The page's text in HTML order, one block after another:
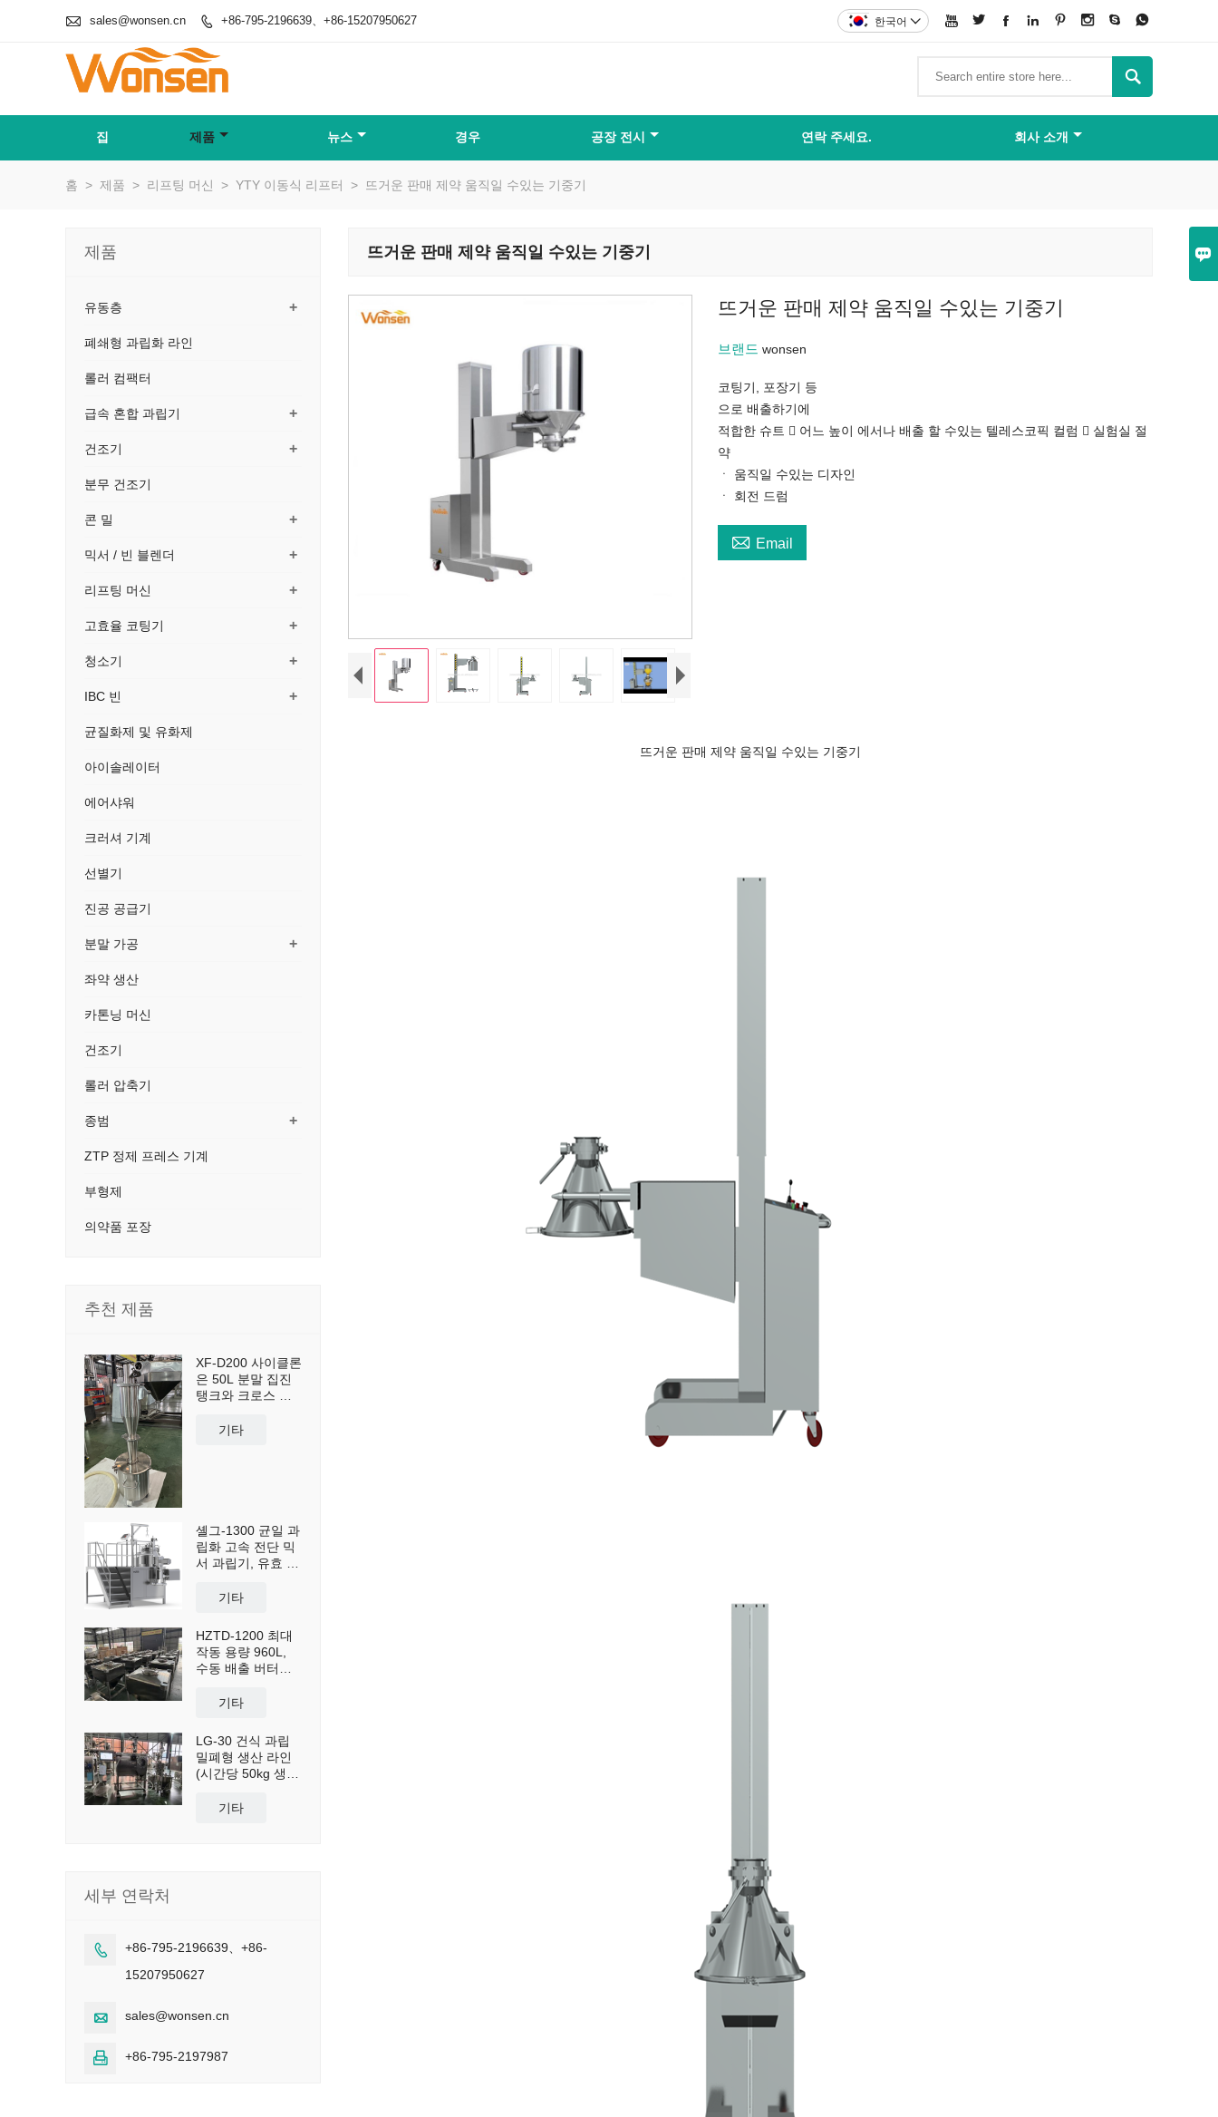

 sales@wonsen.cn  +86-795-2196639、+86-15207950627        
한국어 

집 제품 뉴스 경우 공장 전시 연락 주세요. 회사 소개
홈 > 제품 > 리프팅 머신 > YTY 이동식 리프터 > 뜨거운 판매 제약 움직일 수있는 기중기
뜨거운 판매 제약 움직일 수있는 기중기
뜨거운 판매 제약 움직일 수있는 기중기
브랜드wonsen
코팅기, 포장기 등
으로 배출하기에
적합한 슈트  어느 높이 에서나 배출 할 수있는 텔레스코픽 컬럼  실험실 절
약
ㆍ 움직일 수있는 디자인
ㆍ 회전 드럼
 Email
뜨거운 판매 제약 움직일 수있는 기중기
제품
+
유동층
폐쇄형 과립화 라인
롤러 컴팩터
+
급속 혼합 과립기
+
건조기
분무 건조기
+
콘 밀
+
믹서 / 빈 블렌더
+
리프팅 머신
+
고효율 코팅기
+
청소기
+
IBC 빈
균질화제 및 유화제
아이솔레이터
에어샤워
크러셔 기계
선별기
진공 공급기
+
분말 가공
좌약 생산
카톤닝 머신
건조기
롤러 압축기
+
종범
ZTP 정제 프레스 기계
부형제
의약품 포장
추천 제품
XF-D200 사이클론
은 50L 분말 집진
탱크와 크로스 카
진 집진 및 재사용
기타
셸그-1300 균일 과
립화 고속 전단 믹
서 과립기, 유효 용
기타
HZTD-1200 최대
작동 용량 960L,
수동 배출 버터플
기타
LG-30 건식 과립
밀폐형 생산 라인
(시간당 50kg 생산
기타
세부 연락처

+86-795-2196639、+86-
15207950627
 sales@wonsen.cn
 +86-795-2197987